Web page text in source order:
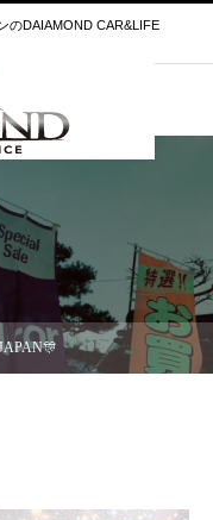
のDAIAMOND CAR&LIFE